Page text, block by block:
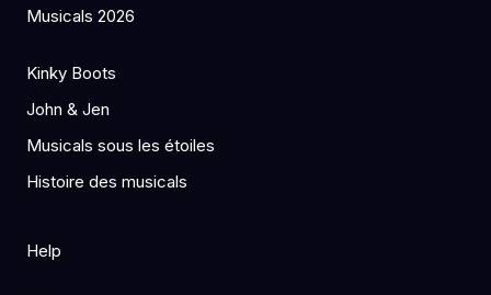
Musicals 2026
Kinky Boots
John & Jen
Musicals sous les étoiles
Histoire des musicals
Help